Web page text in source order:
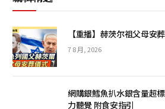
【重播】赫茨尔祖父母安
7 8 月, 2026
網購銀鱈魚扒水銀含量超
力聽覺 附食安指引